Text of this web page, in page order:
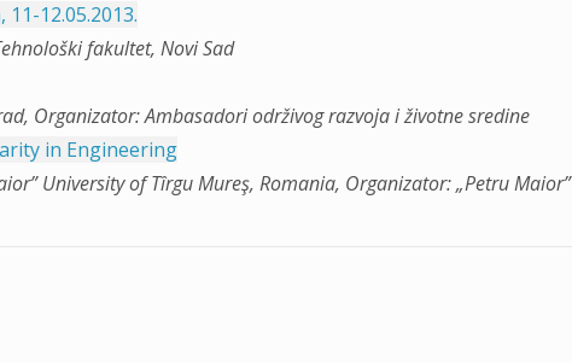
12.05.2013.
fakultet, Novi Sad
Organizator: Ambasadori održivog razvoja i životne sredine
in Engineering
University of Tîrgu Mureş, Romania, Organizator: „Petru Maior”